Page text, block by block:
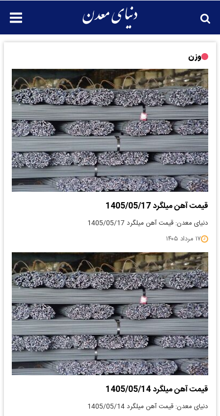
وزن
قیمت آهن میلگرد 1405/05/17
دنیای معدن: قیمت آهن میلگرد 1405/05/17
۱۷ مرداد ۱۴۰۵
قیمت آهن میلگرد 1405/05/14
دنیای معدن: قیمت آهن میلگرد 1405/05/14